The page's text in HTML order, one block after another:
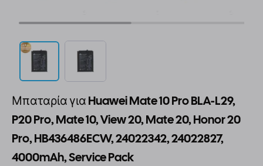
Μπαταρία για Huawei Mate 10 Pro BLA-L29,
P20 Pro, Mate 10, View 20, Mate 20, Honor 20
Pro, HB436486ECW, 24022342, 24022827,
4000mAh, Service Pack